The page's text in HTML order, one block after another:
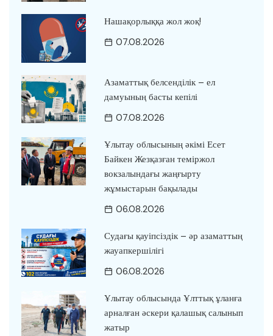
Нашақорлыққа жол жоқ!
07.08.2026
Азаматтық белсенділік – ел
дамуының басты кепілі
07.08.2026
Ұлытау облысының әкімі Есет
Байкен Жезқазған теміржол
вокзалындағы жаңғырту
жұмыстарын бақылады
06.08.2026
Судағы қауіпсіздік – әр азаматтың
жауапкершілігі
06.08.2026
Ұлытау облысында Ұлттық ұланға
арналған әскери қалашық салынып
жатыр